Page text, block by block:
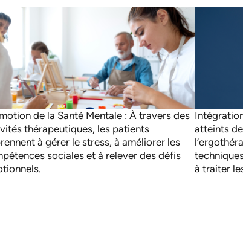
de la Santé Mentale : À travers des
thérapeutiques, les patients
à gérer le stress, à améliorer les
sociales et à relever des défis
atteints
à traiter